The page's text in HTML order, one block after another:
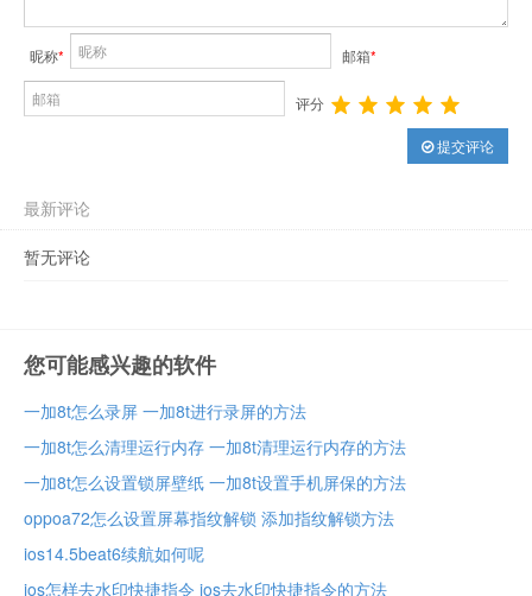
昵称* 邮箱*
评分
提交评论
最新评论
暂无评论
您可能感兴趣的软件
一加8t怎么录屏 一加8t进行录屏的方法
一加8t怎么清理运行内存 一加8t清理运行内存的方法
一加8t怎么设置锁屏壁纸 一加8t设置手机屏保的方法
oppoa72怎么设置屏幕指纹解锁 添加指纹解锁方法
ios14.5beat6续航如何呢
ios怎样去水印快捷指令 ios去水印快捷指令的方法